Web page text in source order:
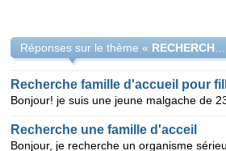
Réponses sur le thème «
Recherche famille d'accueil pour
Recherche une famille d'acceil